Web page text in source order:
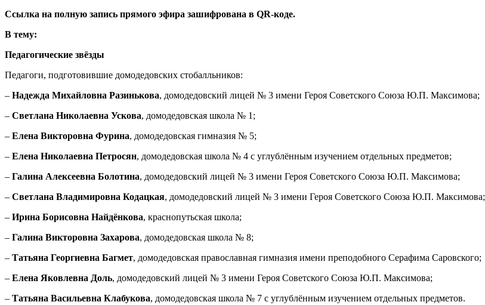
Ссылка на полную запись прямого эфира зашифрована в QR-коде.
В тему:
Педагогические звёзды
Педагоги, подготовившие домодедовских стобалльников:
– Надежда Михайловна Разинькова, домодедовский лицей № 3 имени Героя Советского Союза Ю.П. Максимова;
– Светлана Николаевна Ускова, домодедовская школа № 1;
– Елена Викторовна Фурина, домодедовская гимназия № 5;
– Елена Николаевна Петросян, домодедовская школа № 4 с углублённым изучением отдельных предметов;
– Галина Алексеевна Болотина, домодедовский лицей № 3 имени Героя Советского Союза Ю.П. Максимова;
– Светлана Владимировна Кодацкая, домодедовский лицей № 3 имени Героя Советского Союза Ю.П. Максимова;
– Ирина Борисовна Найдёнкова, краснопутьская школа;
– Галина Викторовна Захарова, домодедовская школа № 8;
– Татьяна Георгиевна Багмет, домодедовская православная гимназия имени преподобного Серафима Саровского;
– Елена Яковлевна Доль, домодедовский лицей № 3 имени Героя Советского Союза Ю.П. Максимова;
– Татьяна Васильевна Клабукова, домодедовская школа № 7 с углублённым изучением отдельных предметов.